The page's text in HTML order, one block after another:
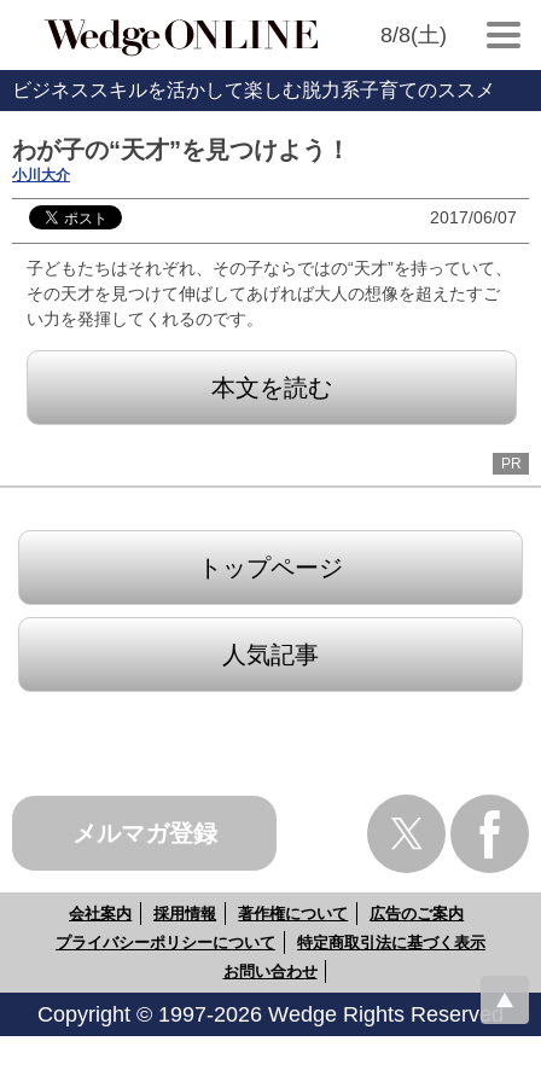
8/8(土)
ビジネススキルを活かして楽しむ脱力系子育てのススメ
わが子の“天才”を見つけよう！
小川大介
2017/06/07
子どもたちはそれぞれ、その子ならではの“天才”を持っていて、
その天才を見つけて伸ばしてあげれば大人の想像を超えたすご
い力を発揮してくれるのです。
本文を読む
PR
トップページ
人気記事
メルマガ登録
会社案内 採用情報 著作権について
広告のご案内
プライバシーポリシーについて
特定商取引法に基づく表示
お問い合わせ
Copyright © 1997-2026 Wedge Rights Reserved